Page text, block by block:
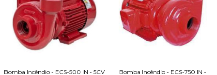
Bomba Incêndio - ECS-500 IN - 5CV
Bomba Incêndio - ECS-750 IN -